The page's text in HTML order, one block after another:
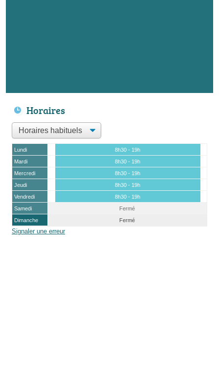
Horaires
Lundi
8h30 - 19h
Mardi
8h30 - 19h
Mercredi
8h30 - 19h
Jeudi
8h30 - 19h
Vendredi
8h30 - 19h
Samedi
Fermé
Dimanche
Fermé
Signaler une erreur